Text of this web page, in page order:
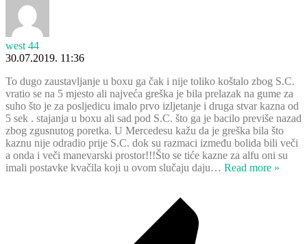
west 44
30.07.2019. 11:36
To dugo zaustavljanje u boxu ga čak i nije toliko koštalo zbog S.C.
vratio se na 5 mjesto ali najveća greška je bila prelazak na gume za
suho što je za posljedicu imalo prvo izljetanje i druga stvar kazna od
5 sek . stajanja u boxu ali sad pod S.C. što ga je bacilo previše nazad
zbog zgusnutog poretka. U Mercedesu kažu da je greška bila što
kaznu nije odradio prije S.C. dok su razmaci između bolida bili veči
a onda i veči manevarski prostor!!!Što se tiće kazne za alfu oni su
imali postavke kvačila koji u ovom slučaju daju… Read more »